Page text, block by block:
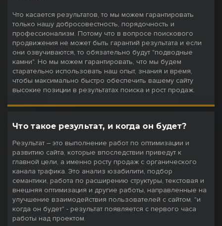
Что касается результатов, то мы можем гарантировать
только нашу добросовестность, порядочность и
профессионализм. Потому что в вопросе поискового
продвижения не может быть гарантий результата и если
они озвучиваются, то обязательно будут "подводные
камни". Но мы можем гарантировать, что мы будем
старательно использовать наш опыт, знания и время,
чтобы максимально быстро обеспечить вашему сайту
высокие позиции в результатах поиска и рост продаж.
Что такое результат, и когда он будет?
Результат – это выполнение работ по оптимизации и
развитию сайта, которые впоследствии приведут к
главной цели, а именно росту продаж с органического
канала трафика. Это анализ юзабилити, подбор
семантики, работа по расширению структуры, текстовая и
внешняя оптимизация и другие работы, направленные на
улучшение взаимодействия пользователей с сайтом. "и
когда он будет" - результат появляется с первого часа
работы над проектом.